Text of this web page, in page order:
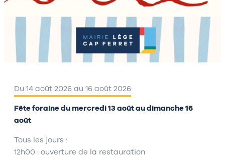
Du 14 août 2026 au 16 août 2026
Fête foraine du mercredi 13 août au dimanche 16
août
Tous les jours :
12h00 : ouverture de la restauration